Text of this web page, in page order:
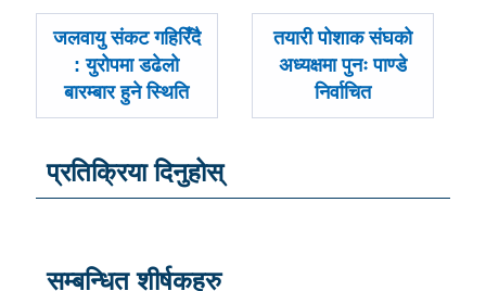
पछिल्लाे
जलवायु संकट गहिरिँदै
: युरोपमा डढेलो
बारम्बार हुने स्थिति
अघिल्लाे
तयारी पोशाक संघको
अध्यक्षमा पुनः पाण्डे
निर्वाचित
प्रतिक्रिया दिनुहोस्
सम्बन्धित शीर्षकहरु